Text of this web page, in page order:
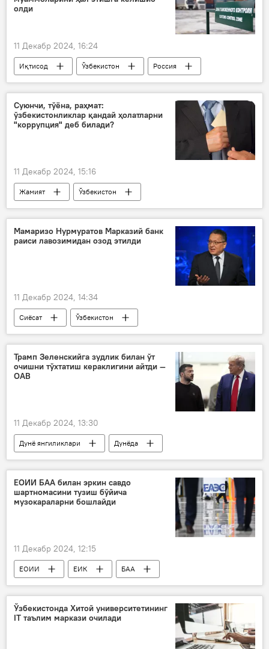
олди
11 Декабр 2024, 16:24
Иқтисод Ўзбекистон
Россия
юк
транспорт
божхона
Суюнчи, тўёна, раҳмат:
ўзбекистонликлар қандай ҳолатларни
"коррупция" деб билади?
11 Декабр 2024, 15:16
Жамият
Ўзбекистон
коррупция
Коррупцияга қарши курашиш агентлиги
тадқиқот
Мамаризо Нурмуратов Марказий банк
раиси лавозимидан озод этилди
11 Декабр 2024, 14:34
Сиёсат
Ўзбекистон
Ўзбекистон Олий Мажлиси Сенати
президент
Марказий банк
Шерзод Асадов
Трамп Зеленскийга зудлик билан ўт
очишни тўхтатиш кераклигини айтди —
ОАВ
11 Декабр 2024, 13:30
Дунё янгиликлари
Дунёда
АҚШ
Украина
Дональд Трамп
Россиянинг Донбассдаги махсус ҳарбий операцияси
ЕОИИ БАА билан эркин савдо
шартномасини тузиш бўйича
музокараларни бошлайди
11 Декабр 2024, 12:15
ЕОИИ ЕИК
БАА
савдо
Ўзбекистон ва ЕОИИ
Ўзбекистонда Хитой университетининг
IT таълим маркази очилади